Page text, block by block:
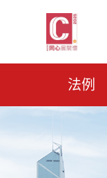
法例